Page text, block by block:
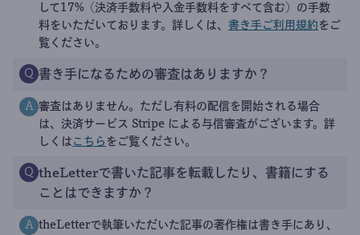
して17%（決済手数料や入金手数料をすべて含む）の手数
料をいただいております。詳しくは、 書き手ご利用規約 をご
覧ください。
Q 書き手になるための審査はありますか？
A 審査はありません。ただし有料の配信を開始される場合
は、決済サービス Stripe による与信審査がございます。詳
しくは こちら をご覧ください。
Q theLetterで書いた記事を転載したり、書籍にする
ことはできますか？
A theLetterで執筆いただいた記事の著作権は書き手にあり、